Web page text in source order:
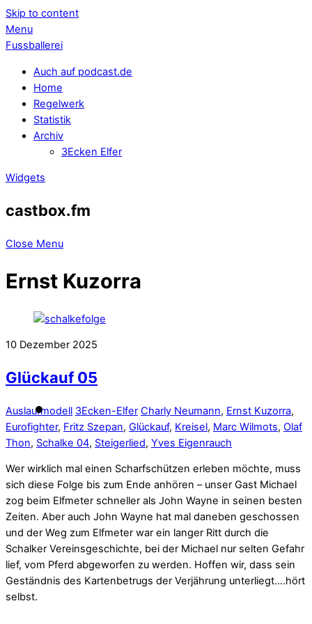
Skip to content
Menu
Fussballerei
Auch auf podcast.de
Home
Regelwerk
Statistik
Archiv
3Ecken Elfer
Widgets
castbox.fm
Close Menu
Ernst Kuzorra
10 Dezember 2025
Glückauf 05
Auslaufmodell 3Ecken-Elfer Charly Neumann, Ernst Kuzorra,
Eurofighter, Fritz Szepan, Glückauf, Kreisel, Marc Wilmots, Olaf
Thon, Schalke 04, Steigerlied, Yves Eigenrauch
Wer wirklich mal einen Scharfschützen erleben möchte, muss
sich diese Folge bis zum Ende anhören – unser Gast Michael
zog beim Elfmeter schneller als John Wayne in seinen besten
Zeiten. Aber auch John Wayne hat mal daneben geschossen
und der Weg zum Elfmeter war ein langer Ritt durch die
Schalker Vereinsgeschichte, bei der Michael nur selten Gefahr
lief, vom Pferd abgeworfen zu werden. Hoffen wir, dass sein
Geständnis des Kartenbetrugs der Verjährung unterliegt….hört
selbst.